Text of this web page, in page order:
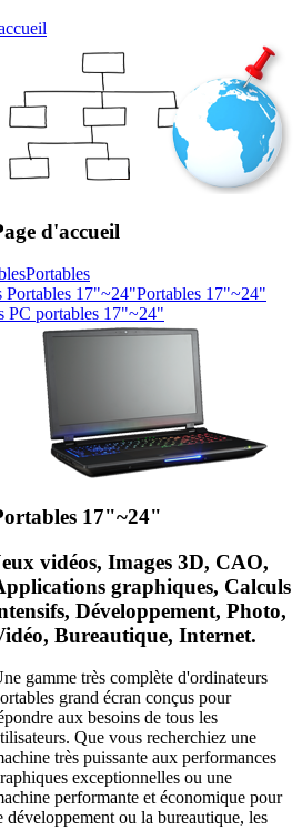
d'accueil
Portables
Portables 17"~24"
PC portables 17"~24"
17"~24"
vidéos, Images 3D, CAO,
graphiques, Calculs
Développement, Photo,
Bureautique, Internet.
gamme très complète d'ordinateurs
grand écran conçus pour
aux besoins de tous les
Que vous recherchiez une
très puissante aux performances
exceptionnelles ou une
performante et économique pour
développement ou la bureautique, les